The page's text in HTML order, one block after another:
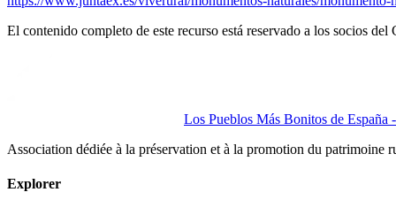
El contenido completo de este recurso está reservado a los socios del
Los Pueblos Más Bonitos de España
Association dédiée à la préservation et à la promotion du patrimoine
Explorer